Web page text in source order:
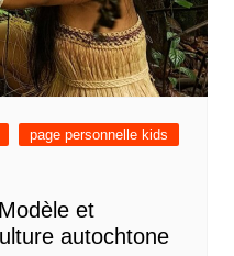
page personnelle kids
et
autochtone